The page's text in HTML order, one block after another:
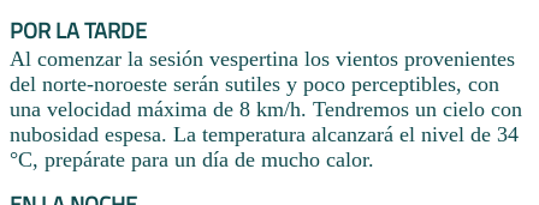
POR LA TARDE
Al comenzar la sesión vespertina los vientos provenientes
del norte-noroeste serán sutiles y poco perceptibles, con
una velocidad máxima de 8 km/h. Tendremos un cielo con
nubosidad espesa. La temperatura alcanzará el nivel de 34
°C, prepárate para un día de mucho calor.